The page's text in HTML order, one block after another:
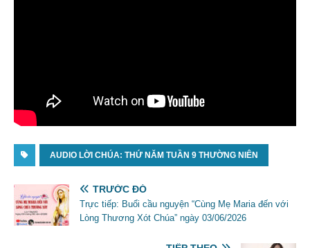
AUDIO LỜI CHÚA: THỨ NĂM TUẦN 9 THƯỜNG NIÊN
TRƯỚC ĐÓ
Trực tiếp: Buổi cầu nguyện “Cùng Mẹ Maria đến với
Lòng Thương Xót Chúa” ngày 03/06/2026